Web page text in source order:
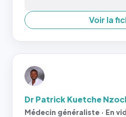
Voir la
Dr Patrick Kuetche
Médecin généraliste · En